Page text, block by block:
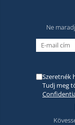
Ne
Szeretnék
Tudj meg